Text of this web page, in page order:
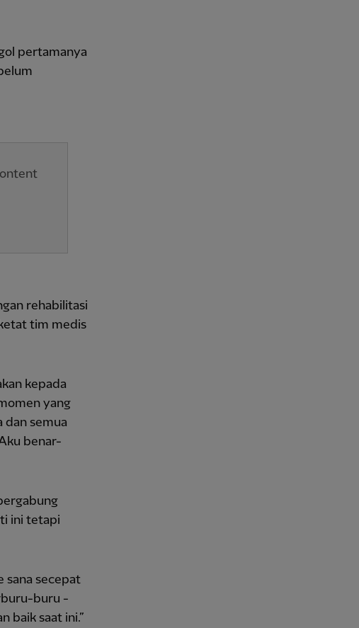
pertamanya
rehabilitasi
tim medis
kepada
yang
dan semua
benar-
ini tetapi
sana secepat
buru -
baik saat ini.”